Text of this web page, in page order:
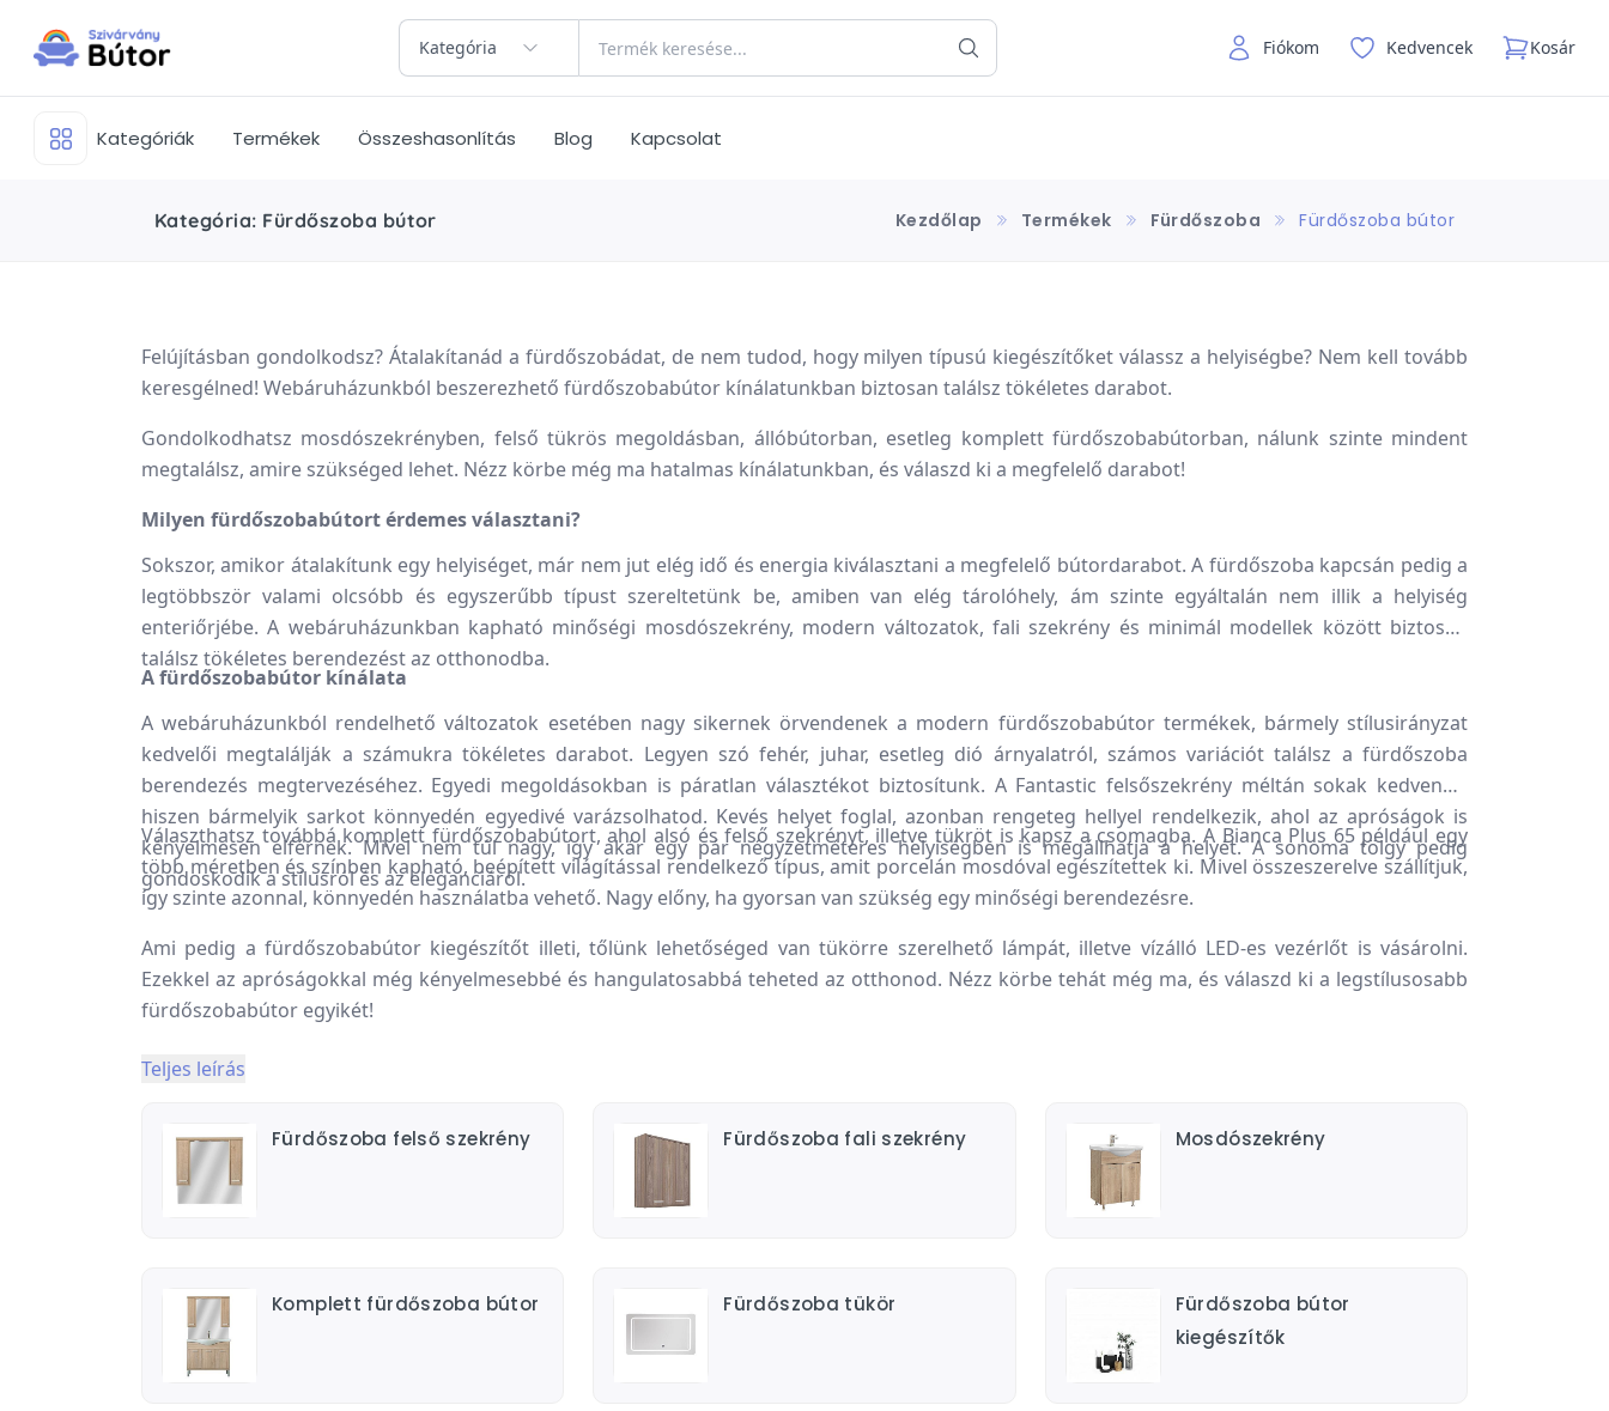
Kategória Fiókom Kedvencek Kosár
Kategóriák Termékek Összeshasonlítás Blog Kapcsolat
Kategória: Fürdőszoba bútor Kezdőlap Termékek Fürdőszoba Fürdőszoba bútor
Felújításban gondolkodsz? Átalakítanád a fürdőszobádat, de nem tudod, hogy milyen típusú kiegészítőket válassz a helyiségbe? Nem kell tovább
keresgélned! Webáruházunkból beszerezhető fürdőszobabútor kínálatunkban biztosan találsz tökéletes darabot.
Gondolkodhatsz mosdószekrényben, felső tükrös megoldásban, állóbútorban, esetleg komplett fürdőszobabútorban, nálunk szinte mindent
megtalálsz, amire szükséged lehet. Nézz körbe még ma hatalmas kínálatunkban, és válaszd ki a megfelelő darabot!
Milyen fürdőszobabútort érdemes választani?
Sokszor, amikor átalakítunk egy helyiséget, már nem jut elég idő és energia kiválasztani a megfelelő bútordarabot. A fürdőszoba kapcsán pedig a
legtöbbször valami olcsóbb és egyszerűbb típust szereltetünk be, amiben van elég tárolóhely, ám szinte egyáltalán nem illik a helyiség
enteriőrjébe. A webáruházunkban kapható minőségi mosdószekrény, modern változatok, fali szekrény és minimál modellek között biztosan
találsz tökéletes berendezést az otthonodba.
A fürdőszobabútor kínálata
A webáruházunkból rendelhető változatok esetében nagy sikernek örvendenek a modern fürdőszobabútor termékek, bármely stílusirányzat
kedvelői megtalálják a számukra tökéletes darabot. Legyen szó fehér, juhar, esetleg dió árnyalatról, számos variációt találsz a fürdőszoba
berendezés megtervezéséhez. Egyedi megoldásokban is páratlan választékot biztosítunk. A Fantastic felsőszekrény méltán sokak kedvence,
hiszen bármelyik sarkot könnyedén egyedivé varázsolhatod. Kevés helyet foglal, azonban rengeteg hellyel rendelkezik, ahol az apróságok is
kényelmesen elférnek. Mivel nem túl nagy, így akár egy pár négyzetméteres helyiségben is megállhatja a helyét. A sonoma tölgy pedig
gondoskodik a stílusról és az eleganciáról.
Választhatsz továbbá komplett fürdőszobabútort, ahol alsó és felső szekrényt, illetve tükröt is kapsz a csomagba. A Bianca Plus 65 például egy
több méretben és színben kapható, beépített világítással rendelkező típus, amit porcelán mosdóval egészítettek ki. Mivel összeszerelve szállítjuk,
így szinte azonnal, könnyedén használatba vehető. Nagy előny, ha gyorsan van szükség egy minőségi berendezésre.
Ami pedig a fürdőszobabútor kiegészítőt illeti, tőlünk lehetőséged van tükörre szerelhető lámpát, illetve vízálló LED-es vezérlőt is vásárolni.
Ezekkel az apróságokkal még kényelmesebbé és hangulatosabbá teheted az otthonod. Nézz körbe tehát még ma, és válaszd ki a legstílusosabb
fürdőszobabútor egyikét!
Teljes leírás
Fürdőszoba felső szekrény Fürdőszoba fali szekrény Mosdószekrény
Komplett fürdőszoba bútor Fürdőszoba tükör
Fürdőszoba bútor
kiegészítők